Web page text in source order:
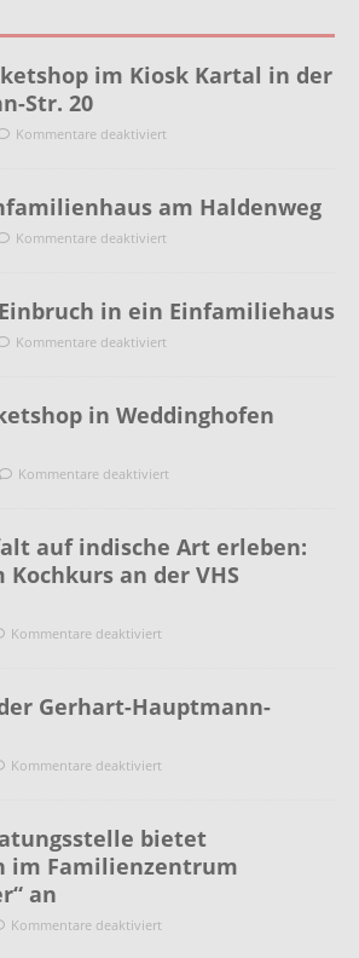
im Kiosk Kartal in der
Str. 20
Kommentare deaktiviert
am Haldenweg
Kommentare deaktiviert
in ein Einfamiliehaus
Kommentare deaktiviert
in Weddinghofen
Kommentare deaktiviert
auf indische Art erleben:
an der VHS
Kommentare deaktiviert
Gerhart-Hauptmann-
Kommentare deaktiviert
bietet
im Familienzentrum
an
Kommentare deaktiviert